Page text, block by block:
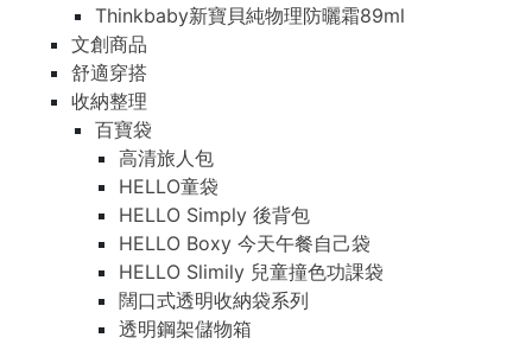
Thinkbaby新寶貝純物理防曬霜89ml
文創商品
舒適穿搭
收納整理
百寶袋
高清旅人包
HELLO童袋
HELLO Simply 後背包
HELLO Boxy 今天午餐自己袋
HELLO Slimily 兒童撞色功課袋
闊口式透明收納袋系列
透明鋼架儲物箱